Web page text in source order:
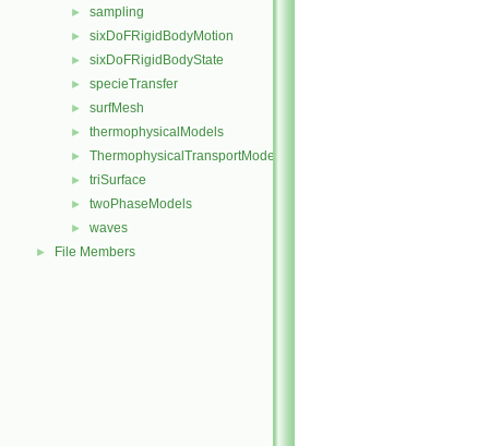
► sampling
► sixDoFRigidBodyMotion
► sixDoFRigidBodyState
► specieTransfer
► surfMesh
► thermophysicalModels
► ThermophysicalTransportModels
► triSurface
► twoPhaseModels
► waves
► File Members